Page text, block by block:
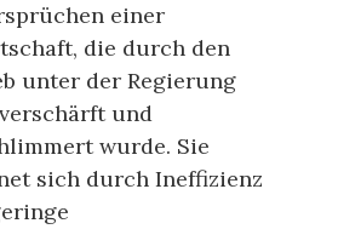
einer
die durch den
unter der Regierung
und
wurde. Sie
sich durch Ineffizienz